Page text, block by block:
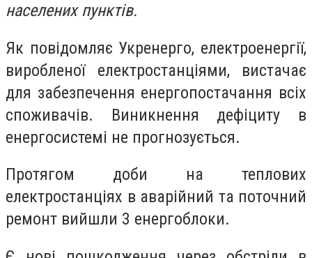
населених пунктів.
Як повідомляє Укренерго, електроенергії,
виробленої електростанціями, вистачає
для забезпечення енергопостачання всіх
споживачів. Виникнення дефіциту в
енергосистемі не прогнозується.
Протягом доби на теплових
електростанціях в аварійний та поточний
ремонт вийшли 3 енергоблоки.